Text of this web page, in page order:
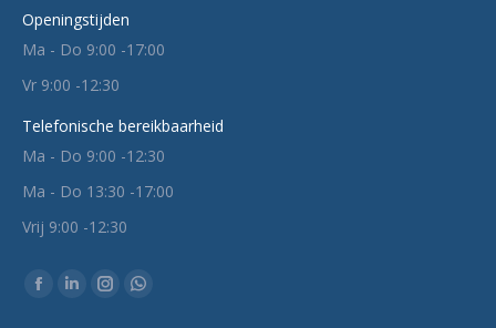
Openingstijden
Ma - Do 9:00 -17:00
Vr 9:00 -12:30
Telefonische bereikbaarheid
Ma - Do 9:00 -12:30
Ma - Do 13:30 -17:00
Vrij 9:00 -12:30
Vind ons op:
Facebook
LinkedinInstagramWhatsapp